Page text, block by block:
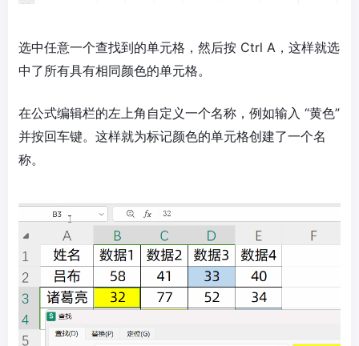
选中任意一个查找到的单元格，然后按 Ctrl A，这样就选
中了所有具有相同颜色的单元格。
在公式编辑栏的左上角自定义一个名称，例如输入 “黄色”
并按回车键。这样就为标记颜色的单元格创建了一个名
称。